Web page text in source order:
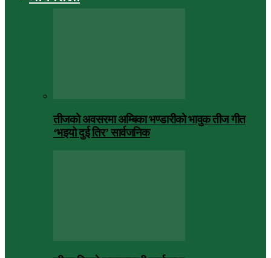
तीजको अवसरमा अम्बिका भण्डारीको भावुक तीज गीत
‘भइयो दुई तिर’ सार्वजनिक